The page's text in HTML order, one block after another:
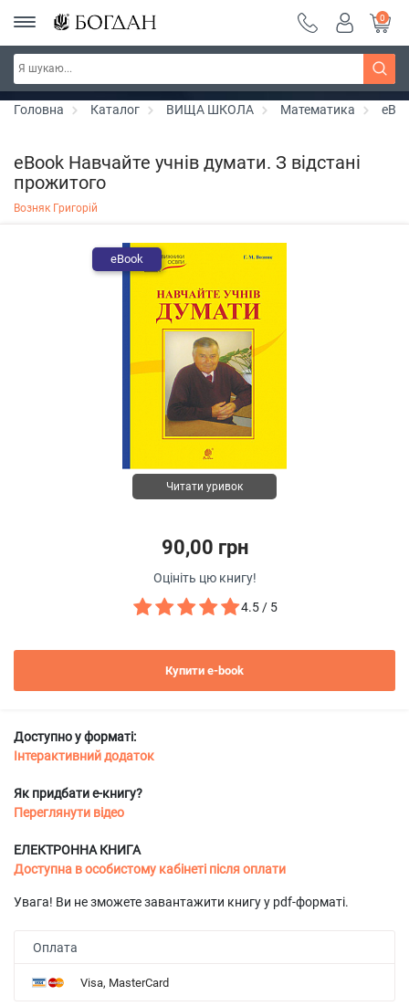
РОЗПРОДАЖ ~ 150 грн ~ 200 грн ~ 250 грн ~
300 грн ~ РОЗПРОДАЖ
Дізнатись більше
0
Головна Каталог ВИЩА ШКОЛА Математика
eBook Навчайте учнів думати. З відстані
прожитого
Возняк Григорій
eBook
Читати уривок
90,00 грн
Оцініть цю книгу!
4.5 / 5
Купити e-book
Доступно у форматі:
Інтерактивний додаток
Як придбати е-книгу?
Переглянути відео
ЕЛЕКТРОННА КНИГА
Доступна в особистому кабінеті після оплати
Увага! Ви не зможете завантажити книгу у pdf-форматі.
Оплата
Visa, MasterCard